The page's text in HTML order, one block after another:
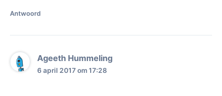
Antwoord
Ageeth Hummeling
6 april 2017 om 17:28